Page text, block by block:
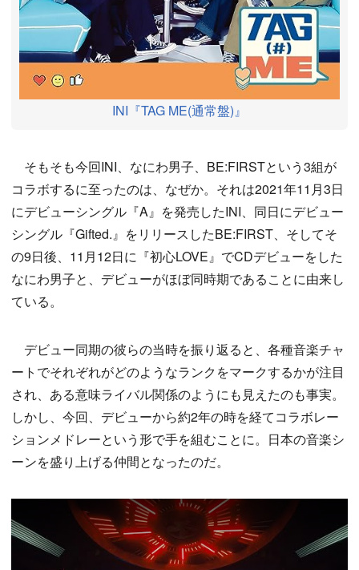
INI『TAG ME(通常盤)』
そもそも今回INI、なにわ男子、BE:FIRSTという3組が
コラボするに至ったのは、なぜか。それは2021年11月3日
にデビューシングル『A』を発売したINI、同日にデビュー
シングル『Gifted.』をリリースしたBE:FIRST、そしてそ
の9日後、11月12日に『初心LOVE』でCDデビューをした
なにわ男子と、デビューがほぼ同時期であることに由来し
ている。
デビュー同期の彼らの当時を振り返ると、各種音楽チャ
ートでそれぞれがどのようなランクをマークするかが注目
され、ある意味ライバル関係のようにも見えたのも事実。
しかし、今回、デビューから約2年の時を経てコラボレー
ションメドレーという形で手を組むことに。日本の音楽シ
ーンを盛り上げる仲間となったのだ。